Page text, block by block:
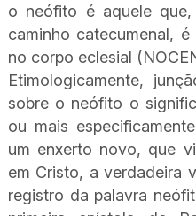
o neófito é aquele
caminho catecumenal,
no corpo eclesial
Etimologicamente,
sobre o neófito o
ou mais
um enxerto novo, que
em Cristo, a verdadeira
registro da palavra